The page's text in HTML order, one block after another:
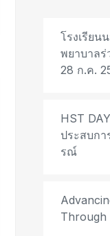
โรงเรียน
พยาบาลร่
28 ก.ค.
HST
ประสบก
รณ์
Through